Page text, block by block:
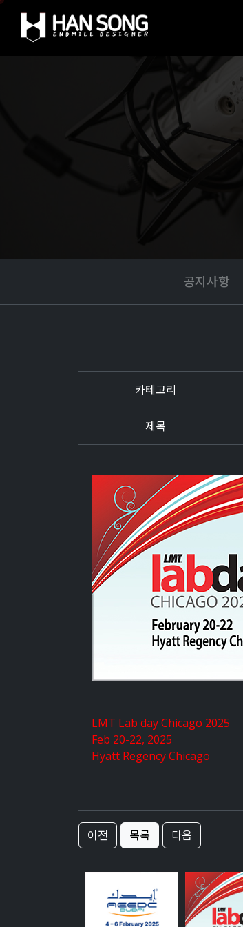
공지사항
카테고리
제목
LMT Lab day Chicago 2025
Feb 20-22, 2025
Hyatt Regency Chicago
이전 목록 다음